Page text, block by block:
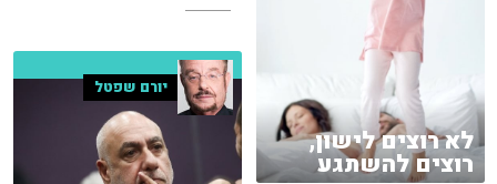
לא רוצים לישון,
רוצים להשתגע
יורם שפטל